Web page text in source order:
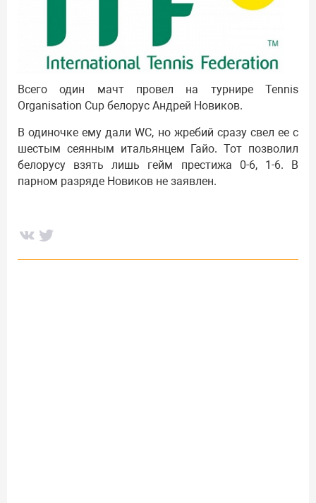
Всего один мачт провел на турнире Tennis
Organisation Cup белорус Андрей Новиков.
В одиночке ему дали WC, но жребий сразу свел ее с
шестым сеянным итальянцем Гайо. Тот позволил
белорусу взять лишь гейм престижа 0-6, 1-6. В
парном разряде Новиков не заявлен.